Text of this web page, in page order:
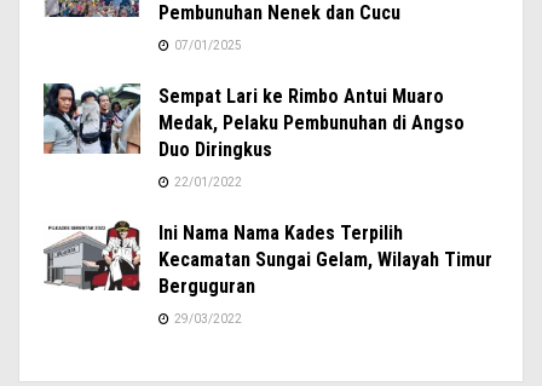
Pembunuhan Nenek dan Cucu
07/01/2025
Sempat Lari ke Rimbo Antui Muaro
Medak, Pelaku Pembunuhan di Angso
Duo Diringkus
22/01/2022
Ini Nama Nama Kades Terpilih
Kecamatan Sungai Gelam, Wilayah Timur
Berguguran
29/03/2022